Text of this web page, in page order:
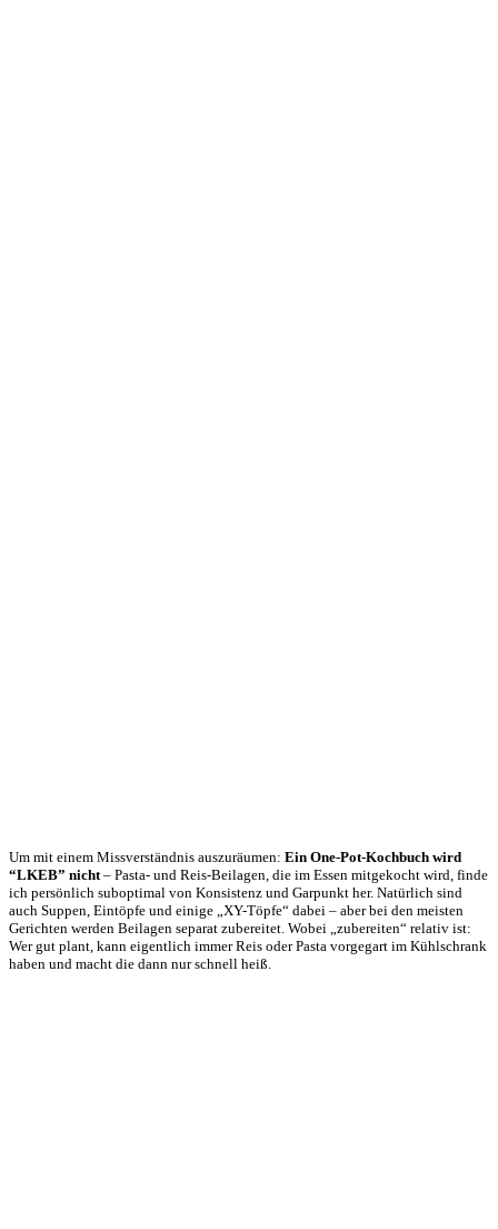
Um mit einem Missverständnis auszuräumen: Ein One-Pot-Kochbuch wird
“LKEB” nicht – Pasta- und Reis-Beilagen, die im Essen mitgekocht wird, finde
ich persönlich suboptimal von Konsistenz und Garpunkt her. Natürlich sind
auch Suppen, Eintöpfe und einige „XY-Töpfe“ dabei – aber bei den meisten
Gerichten werden Beilagen separat zubereitet. Wobei „zubereiten“ relativ ist:
Wer gut plant, kann eigentlich immer Reis oder Pasta vorgegart im Kühlschrank
haben und macht die dann nur schnell heiß.